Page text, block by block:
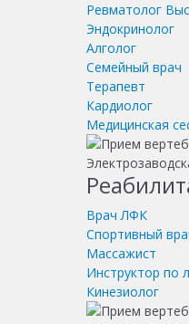
Ревматолог
Эндокринолог
Алголог
Семейный врач
Терапевт
Кардиолог
Медицинская
Врач ЛФК
Спортивный
Массажист
Инструктор по
Кинезиолог